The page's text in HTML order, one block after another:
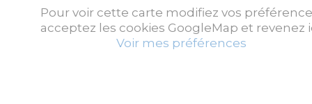
Pour voir cette carte modifiez vos
acceptez les cookies GoogleMap et revenez
Voir mes préférences